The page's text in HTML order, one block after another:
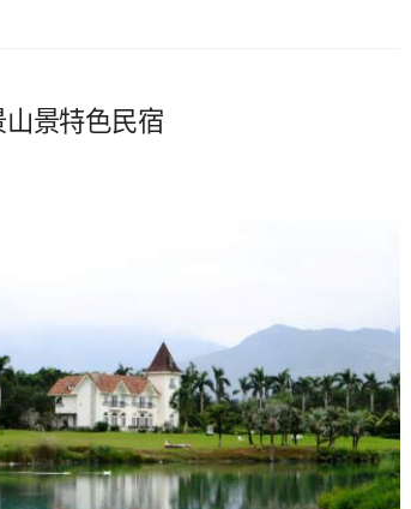
景特色民宿